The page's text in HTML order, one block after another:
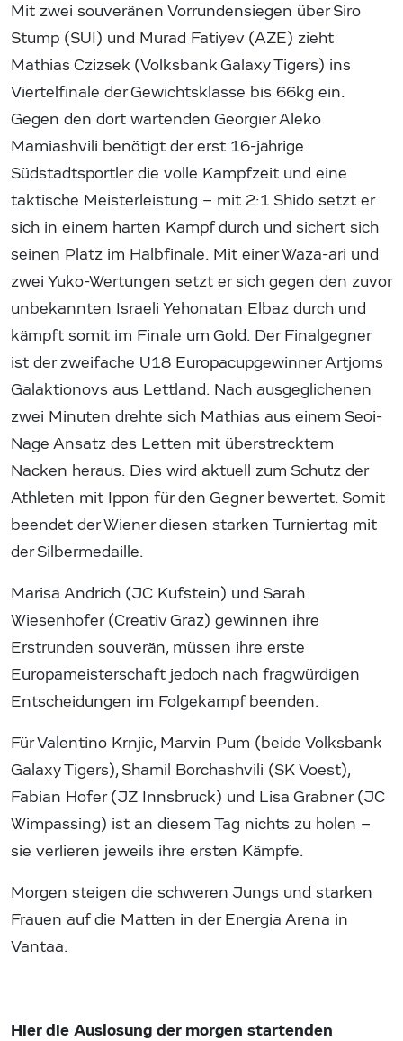
Mit zwei souveränen Vorrundensiegen über Siro
Stump (SUI) und Murad Fatiyev (AZE) zieht
Mathias Czizsek (Volksbank Galaxy Tigers) ins
Viertelfinale der Gewichtsklasse bis 66kg ein.
Gegen den dort wartenden Georgier Aleko
Mamiashvili benötigt der erst 16-jährige
Südstadtsportler die volle Kampfzeit und eine
taktische Meisterleistung – mit 2:1 Shido setzt er
sich in einem harten Kampf durch und sichert sich
seinen Platz im Halbfinale. Mit einer Waza-ari und
zwei Yuko-Wertungen setzt er sich gegen den zuvor
unbekannten Israeli Yehonatan Elbaz durch und
kämpft somit im Finale um Gold. Der Finalgegner
ist der zweifache U18 Europacupgewinner Artjoms
Galaktionovs aus Lettland. Nach ausgeglichenen
zwei Minuten drehte sich Mathias aus einem Seoi-
Nage Ansatz des Letten mit überstrecktem
Nacken heraus. Dies wird aktuell zum Schutz der
Athleten mit Ippon für den Gegner bewertet. Somit
beendet der Wiener diesen starken Turniertag mit
der Silbermedaille.
Marisa Andrich (JC Kufstein) und Sarah
Wiesenhofer (Creativ Graz) gewinnen ihre
Erstrunden souverän, müssen ihre erste
Europameisterschaft jedoch nach fragwürdigen
Entscheidungen im Folgekampf beenden.
Für Valentino Krnjic, Marvin Pum (beide Volksbank
Galaxy Tigers), Shamil Borchashvili (SK Voest),
Fabian Hofer (JZ Innsbruck) und Lisa Grabner (JC
Wimpassing) ist an diesem Tag nichts zu holen –
sie verlieren jeweils ihre ersten Kämpfe.
Morgen steigen die schweren Jungs und starken
Frauen auf die Matten in der Energia Arena in
Vantaa.
Hier die Auslosung der morgen startenden